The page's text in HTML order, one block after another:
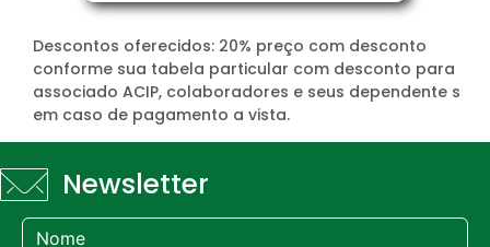
Descontos oferecidos: 20% preço com desconto
conforme sua tabela particular com desconto para
associado ACIP, colaboradores e seus dependente s
em caso de pagamento a vista.
Newsletter